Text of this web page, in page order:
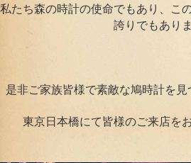
私たち森の時計の使命でもあり、こ
誇りでもあり
是非ご家族皆様で素敵な鳩時計を
東京日本橋にて皆様のご来店を